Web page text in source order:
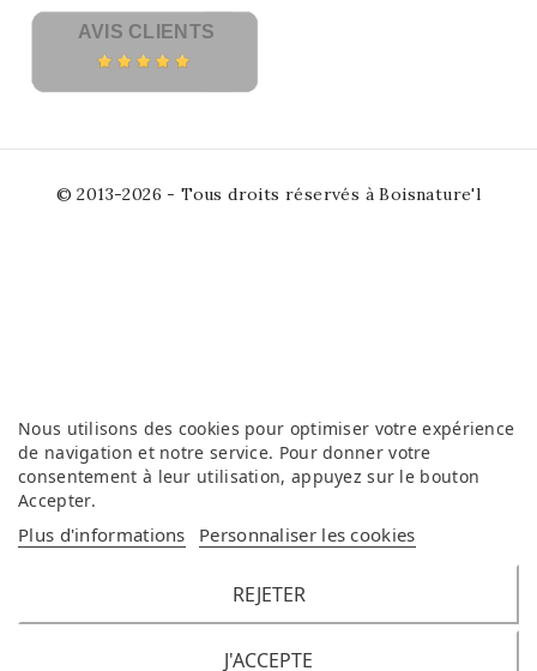
Nous utilisons des cookies pour optimiser votre expérience
de navigation et notre service. Pour donner votre
consentement à leur utilisation, appuyez sur le bouton
Accepter.
Plus d'informations Personnaliser les cookies
REJETER
J'ACCEPTE
AVIS CLIENTS
© 2013-2026 - Tous droits réservés à Boisnature'l